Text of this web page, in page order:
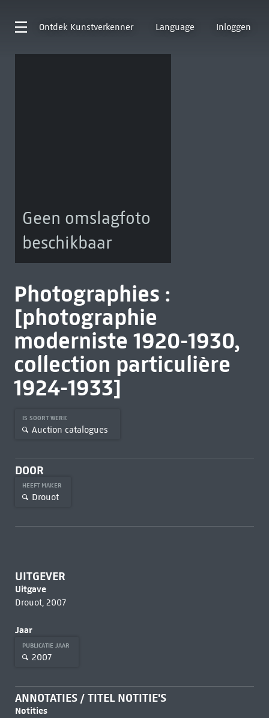
Ontdek Kunstverkenner Language Inloggen
Geen omslagfoto
beschikbaar
Photographies :
[photographie
moderniste 1920-1930,
collection particulière
1924-1933]
IS SOORT WERK
Auction catalogues
DOOR
HEEFT MAKER
Drouot
UITGEVER
Uitgave
Drouot, 2007
Jaar
PUBLICATIE JAAR
2007
ANNOTATIES / TITEL NOTITIE'S
Notities